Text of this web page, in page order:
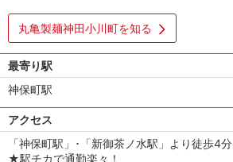
丸亀製麺神田小川町を知る
最寄り駅
神保町駅
アクセス
「神保町駅」･「新御茶ノ水駅」より徒歩4分
★駅チカで通勤楽々！